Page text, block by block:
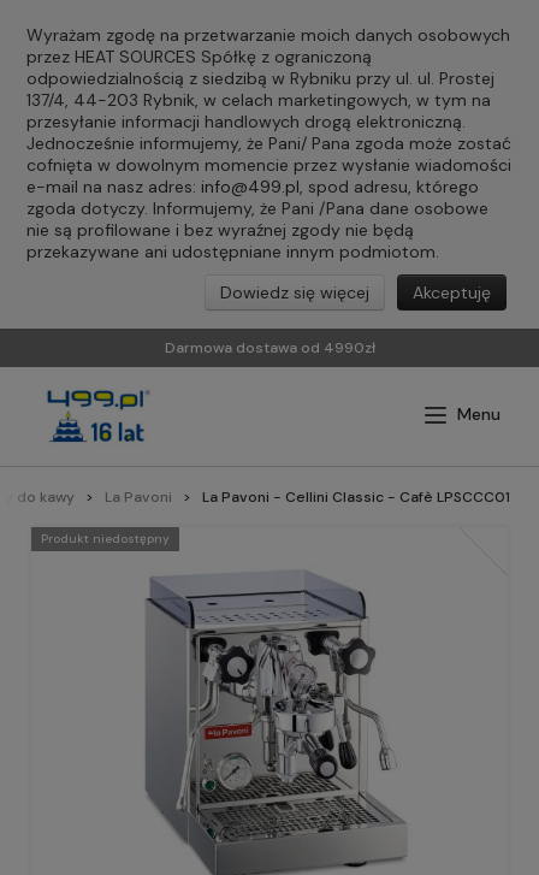
Wyrażam zgodę na przetwarzanie moich danych osobowych
przez HEAT SOURCES Spółkę z ograniczoną
odpowiedzialnością z siedzibą w Rybniku przy ul. ul. Prostej
137/4, 44-203 Rybnik, w celach marketingowych, w tym na
przesyłanie informacji handlowych drogą elektroniczną.
Jednocześnie informujemy, że Pani/ Pana zgoda może zostać
cofnięta w dowolnym momencie przez wysłanie wiadomości
e-mail na nasz adres: info@499.pl, spod adresu, którego
zgoda dotyczy. Informujemy, że Pani /Pana dane osobowe
nie są profilowane i bez wyraźnej zgody nie będą
przekazywane ani udostępniane innym podmiotom.
Akceptuję
Dowiedz się więcej
Darmowa dostawa od 4990zł
do kawy La Pavoni La Pavoni - Cellini Classic - Cafè LPSCCC01
Produkt niedostępny